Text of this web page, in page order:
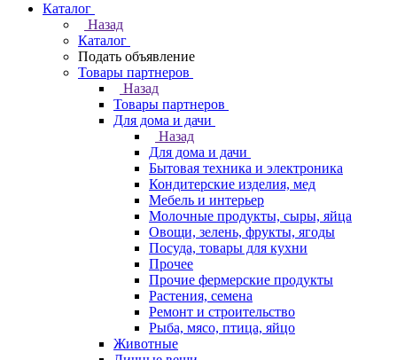
Каталог
Назад
Каталог
Подать объявление
Товары партнеров
Назад
Товары партнеров
Для дома и дачи
Назад
Для дома и дачи
Бытовая техника и электроника
Кондитерские изделия, мед
Мебель и интерьер
Молочные продукты, сыры, яйца
Овощи, зелень, фрукты, ягоды
Посуда, товары для кухни
Прочее
Прочие фермерские продукты
Растения, семена
Ремонт и строительство
Рыба, мясо, птица, яйцо
Животные